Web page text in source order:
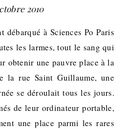
2010
les larmes, tout le sang qui
obtenir une pauvre place à la
la rue Saint Guillaume, une
se déroulait tous les jours.
de leur ordinateur portable,
une place parmi les rares